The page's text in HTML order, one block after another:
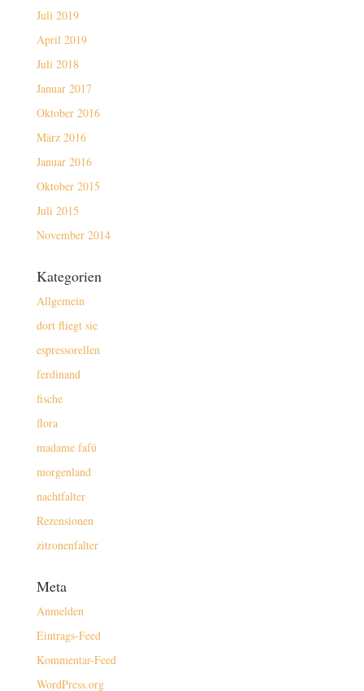
Juli 2019
April 2019
Juli 2018
Januar 2017
Oktober 2016
März 2016
Januar 2016
Oktober 2015
Juli 2015
November 2014
Kategorien
Allgemein
dort fliegt sie
espressorellen
ferdinand
fische
flora
madame fafü
morgenland
nachtfalter
Rezensionen
zitronenfalter
Meta
Anmelden
Eintrags-Feed
Kommentar-Feed
WordPress.org